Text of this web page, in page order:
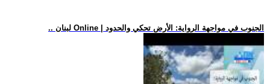
.. لبنان Online | الجنوب في مواجهة الرواية: الأرض تحكي والحدود